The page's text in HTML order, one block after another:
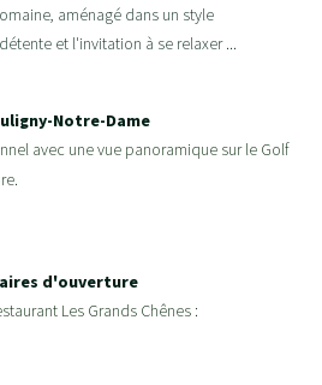
aménagé dans un style
et l'invitation à se relaxer ...
Notre-Dame
avec une vue panoramique sur le Golf
d'ouverture
Les Grands Chênes :